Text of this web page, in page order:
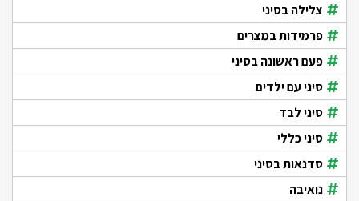
צלילה בסיני
פרמידות במצרים
פעם ראשונה בסיני
סיני עם ילדים
סיני לבד
סיני כללי
סדנאות בסיני
נואיבה